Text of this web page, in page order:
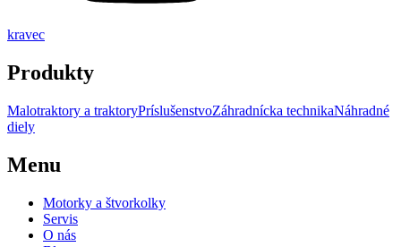
kravec
Produkty
Malotraktory a traktoryPríslušenstvoZáhradnícka technikaNáhradné
diely
Menu
Motorky a štvorkolky
Servis
O nás